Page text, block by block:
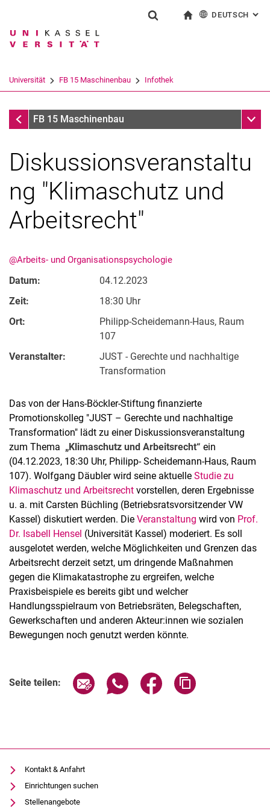
Springe direkt zu: Inhalt
Springe direkt zu: Suche
Springe direkt zu:
Suchbegriff
Suchen (öffnet externen Link in einem
DEUTSCH :
Universität FB 15 Maschinenbau Infothek
InfothekFB 15 Maschinenbau
Shop
Mediathek
Suche
Diskussionsveranstaltu
ng "Klimaschutz und
Arbeitsrecht"
@Arbeits- und Organisationspsychologie
Datum:
04.12.2023
Zeit:
18:30 Uhr
Ort:
Philipp-Scheidemann-Haus, Raum
107
Veranstalter:
JUST - Gerechte und nachhaltige
Transformation
Das von der Hans-Böckler-Stiftung finanzierte
Promotionskolleg "JUST – Gerechte und nachhaltige
Transformation" lädt zu einer Diskussionsveranstaltung
zum Thema „Klimaschutz und Arbeitsrecht“ ein
(04.12.2023, 18:30 Uhr, Philipp- Scheidemann-Haus, Raum
107). Wolfgang Däubler wird seine aktuelle Studie zu
Klimaschutz und Arbeitsrecht vorstellen, deren Ergebnisse
u. a. mit Carsten Büchling (Betriebsratsvorsitzender VW
Kassel) diskutiert werden. Die Veranstaltung wird von Prof.
Dr. Isabell Hensel (Universität Kassel) moderiert. Es soll
ausgelotet werden, welche Möglichkeiten und Grenzen das
Arbeitsrecht derzeit setzt, um dringende Maßnahmen
gegen die Klimakatastrophe zu ergreifen, welche
Praxisbeispiele es bereits gibt und welcher
Handlungsspielraum von Betriebsräten, Belegschaften,
Gewerkschaften und anderen Akteur:innen wie sozialen
Bewegungen noch genutzt werden könnte.
Seite teilen: Seite über E-Mail teilen
Seite über WhatsApp teilen
Seite über Facebook
Kontakt & Anfahrt
Einrichtungen suchen
Stellenangebote